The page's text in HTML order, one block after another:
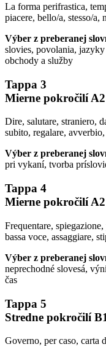
La forma perifrastica,
piacere, bello/a, stesso/
Výber z preberanej
slovies, povolania, jazyky
obchody a služby
Tappa 3
Mierne pokročilí
Dire, salutare, straniero,
subito, regalare,
Výber z preberanej
pri vykaní, tvorba
Tappa 4
Mierne pokročilí
Frequentare,
bassa voce, assaggiare,
Výber z preberanej
neprechodné slovesá,
čas
Tappa 5
Stredne pokročilí
Governo, per caso, carta